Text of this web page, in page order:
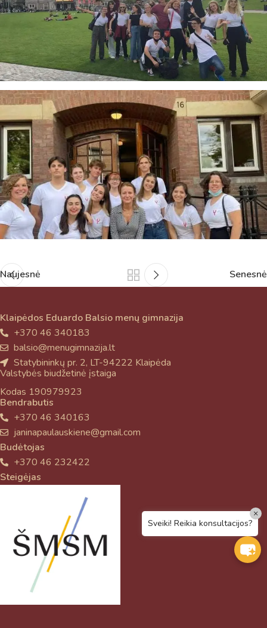
Naujesnė Senesnė
Klaipėdos Eduardo Balsio menų gimnazija
+370 46 340183
balsio@menugimnazija.lt
Statybininkų pr. 2, LT-94222 Klaipėda
Valstybės biudžetinė įstaiga
Kodas 190979923
Bendrabutis
+370 46 340163
janinapaulauskiene@gmail.com
Budėtojas
+370 46 232422
Steigėjas
Sveiki! Reikia konsultacijos?
×